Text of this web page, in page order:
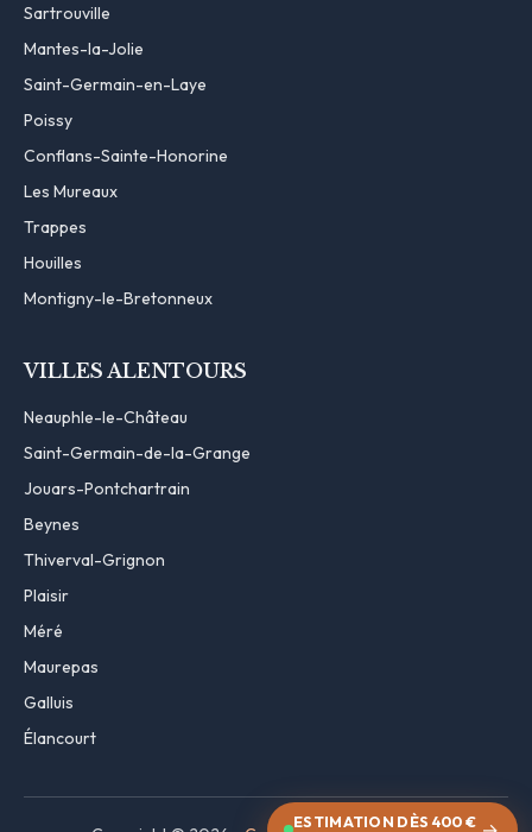
Sartrouville
Mantes-la-Jolie
Saint-Germain-en-Laye
Poissy
Conflans-Sainte-Honorine
Les Mureaux
Trappes
Houilles
Montigny-le-Bretonneux
VILLES ALENTOURS
Neauphle-le-Château
Saint-Germain-de-la-Grange
Jouars-Pontchartrain
Beynes
Thiverval-Grignon
Plaisir
Méré
Maurepas
Galluis
Élancourt
ESTIMATION DÈS 400 €